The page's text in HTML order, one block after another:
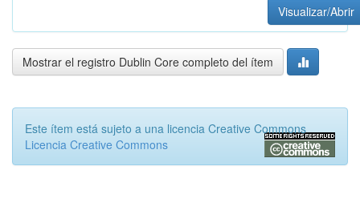
Visualizar/Abrir
Mostrar el registro Dublin Core completo del ítem
Este ítem está sujeto a una licencia Creative Commons
Licencia Creative Commons